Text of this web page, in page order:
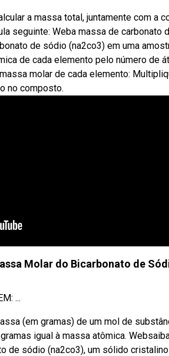
a massa total, juntamente com a
seguinte: Weba massa de carbonato
de sódio (na2co3) em uma
de cada elemento pelo número de
molar de cada elemento:
no composto.
Molar do Bicarbonato de
...
(em gramas) de um mol de
igual à massa atômica.
de sódio (na2co3), um sólido